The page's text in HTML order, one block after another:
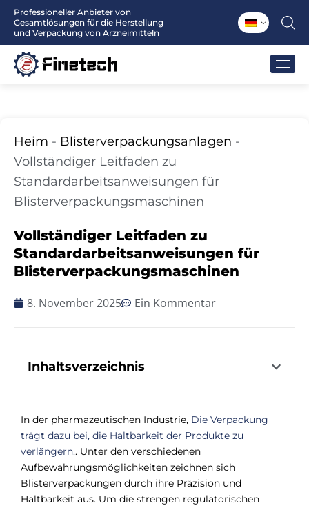
Zum
Inhalt
Professioneller Anbieter von
Gesamtlösungen für die Herstellung
und Verpackung von Arzneimitteln
Heim - Blisterverpackungsanlagen -
Vollständiger Leitfaden zu
Standardarbeitsanweisungen für
Blisterverpackungsmaschinen
Vollständiger Leitfaden zu
Standardarbeitsanweisungen für
Blisterverpackungsmaschinen
8. November 2025 Ein Kommentar
Inhaltsverzeichnis
In der pharmazeutischen Industrie, Die Verpackung
trägt dazu bei, die Haltbarkeit der Produkte zu
verlängern.. Unter den verschiedenen
Aufbewahrungsmöglichkeiten zeichnen sich
Blisterverpackungen durch ihre Präzision und
Haltbarkeit aus. Um die strengen regulatorischen